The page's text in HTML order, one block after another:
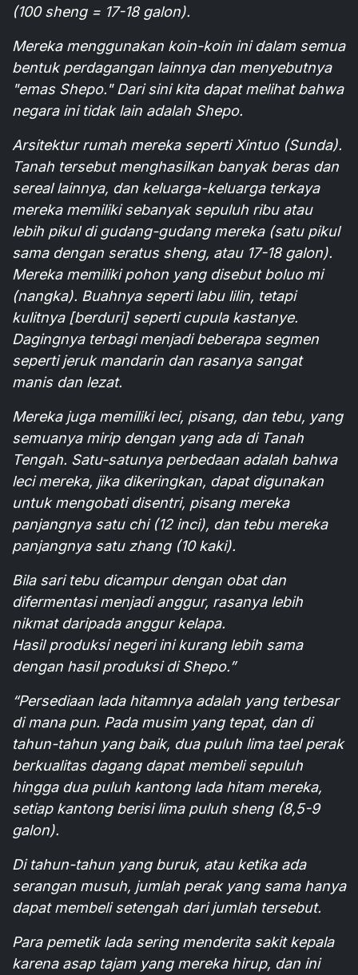
(100 sheng = 17-18 galon).
Mereka menggunakan koin-koin ini dalam semua
bentuk perdagangan lainnya dan menyebutnya
"emas Shepo." Dari sini kita dapat melihat bahwa
negara ini tidak lain adalah Shepo.
Arsitektur rumah mereka seperti Xintuo (Sunda).
Tanah tersebut menghasilkan banyak beras dan
sereal lainnya, dan keluarga-keluarga terkaya
mereka memiliki sebanyak sepuluh ribu atau
lebih pikul di gudang-gudang mereka (satu pikul
sama dengan seratus sheng, atau 17-18 galon).
Mereka memiliki pohon yang disebut boluo mi
(nangka). Buahnya seperti labu lilin, tetapi
kulitnya [berduri] seperti cupula kastanye.
Dagingnya terbagi menjadi beberapa segmen
seperti jeruk mandarin dan rasanya sangat
manis dan lezat.
Mereka juga memiliki leci, pisang, dan tebu, yang
semuanya mirip dengan yang ada di Tanah
Tengah. Satu-satunya perbedaan adalah bahwa
leci mereka, jika dikeringkan, dapat digunakan
untuk mengobati disentri, pisang mereka
panjangnya satu chi (12 inci), dan tebu mereka
panjangnya satu zhang (10 kaki).
Bila sari tebu dicampur dengan obat dan
difermentasi menjadi anggur, rasanya lebih
nikmat daripada anggur kelapa.
Hasil produksi negeri ini kurang lebih sama
dengan hasil produksi di Shepo.”
“Persediaan lada hitamnya adalah yang terbesar
di mana pun. Pada musim yang tepat, dan di
tahun-tahun yang baik, dua puluh lima tael perak
berkualitas dagang dapat membeli sepuluh
hingga dua puluh kantong lada hitam mereka,
setiap kantong berisi lima puluh sheng (8,5-9
galon).
Di tahun-tahun yang buruk, atau ketika ada
serangan musuh, jumlah perak yang sama hanya
dapat membeli setengah dari jumlah tersebut.
Para pemetik lada sering menderita sakit kepala
karena asap tajam yang mereka hirup, dan ini